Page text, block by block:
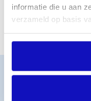
informatie die u aan
verzameld op basis
verlies je stemrecht?
van Buma en/of